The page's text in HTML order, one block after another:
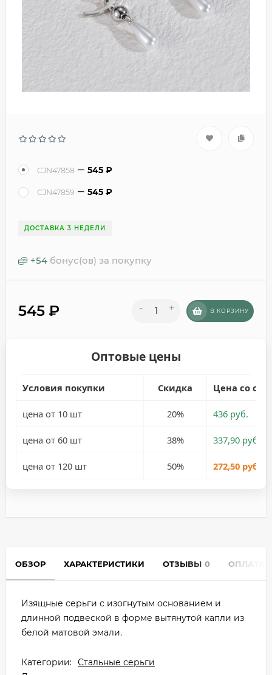
CJN47858 545 ₽
CJN47859 545 ₽
ДОСТАВКА 3 НЕДЕЛИ
+54 бонус(ов) за покупку
545 ₽ - + В КОРЗИНУ
Оптовые цены
Условия покупки Скидка Цена со
цена от 10 шт 20% 436 руб.
цена от 60 шт 38% 337,90 руб.
цена от 120 шт 50% 272,50 руб.
ОБЗОР ХАРАКТЕРИСТИКИ ОТЗЫВЫ 0 ОПЛАТА
Изящные серьги с изогнутым основанием и
длинной подвеской в форме вытянутой капли из
белой матовой эмали.
Категории: Стальные серьги